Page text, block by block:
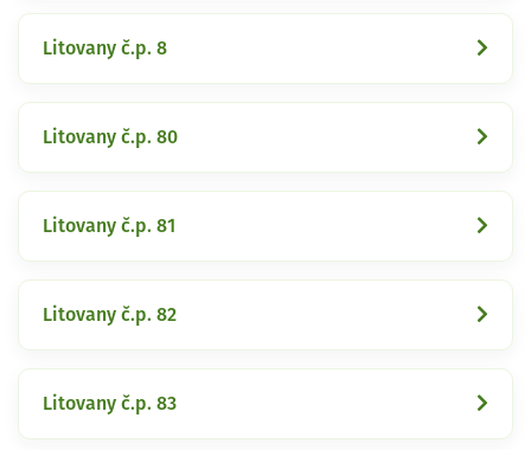
Litovany č.p. 8
Litovany č.p. 80
Litovany č.p. 81
Litovany č.p. 82
Litovany č.p. 83